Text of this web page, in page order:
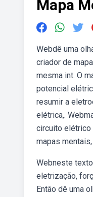
Mapa
Webdê uma
criador de
mesma int. O
potencial
resumir a
elétrica,.
circuito elétrico
mapas
Webneste
eletrização,
Então dê uma